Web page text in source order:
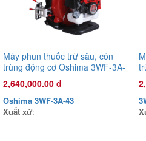
Đầu phun áp lực chất lỏng
(hoạt động bằng sức kéo động cơ)
3,625,000.00 đ
OS35ST
Xuất xứ:
Máy phun thuốc trừ sâu, côn
trùng động cơ Oshima 3WF-3A-
43 43cc Đỏ 2 thì (3 chức năng)
2,640,000.00 đ
Oshima 3WF-3A-43
Xuất xứ: